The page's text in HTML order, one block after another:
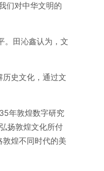
们对中华文明的
。田沁鑫认为，文
史文化，通过文
年敦煌数字研究
扬敦煌文化所付
煌不同时代的美